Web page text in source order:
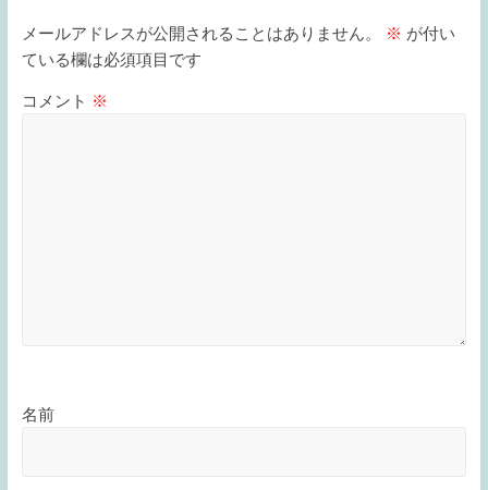
メールアドレスが公開されることはありません。 ※ が付い
ている欄は必須項目です
コメント ※
名前